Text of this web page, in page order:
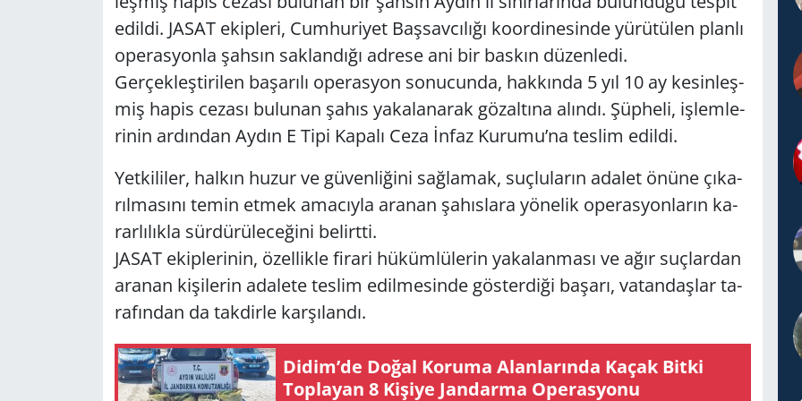
edil­di. JASAT ekip­le­ri, Cum­hu­ri­yet Baş­sav­cı­lı­ğı ko­or­di­ne­sin­de yü­rü­tü­len plan­lı
ope­ras­yon­la şah­sın sak­lan­dı­ğı ad­re­se ani bir bas­kın dü­zen­le­di.
Ger­çek­leş­ti­ri­len ba­şa­rı­lı ope­ras­yon so­nu­cun­da, hak­kın­da 5 yıl 10 ay ke­sin­leş­
miş hapis ce­za­sı bu­lu­nan şahıs ya­ka­la­na­rak gö­zal­tı­na alın­dı. Şüp­he­li, iş­lem­le­
ri­nin ar­dın­dan Aydın E Tipi Ka­pa­lı Ceza İnfaz Ku­ru­mu’na tes­lim edil­di.
Yet­ki­li­ler, hal­kın huzur ve gü­ven­li­ği­ni sağ­la­mak, suç­lu­la­rın ada­let önüne çı­ka­
rıl­ma­sı­nı temin etmek ama­cıy­la ara­nan şa­hıs­la­ra yö­ne­lik ope­ras­yon­la­rın ka­
rar­lı­lık­la sür­dü­rü­le­ce­ği­ni be­lirt­ti.
JASAT ekip­le­ri­nin, özel­lik­le fi­ra­ri hü­küm­lü­le­rin ya­ka­lan­ma­sı ve ağır suç­lar­dan
ara­nan ki­şi­le­rin ada­le­te tes­lim edil­me­sin­de gös­ter­di­ği ba­şa­rı, va­tan­daş­lar ta­
ra­fın­dan da tak­dir­le kar­şı­lan­dı.
Didim’de Doğal Ko­ru­ma Alan­la­rın­da Kaçak Bitki
Top­la­yan 8 Ki­şi­ye Jan­dar­ma Ope­ras­yo­nu